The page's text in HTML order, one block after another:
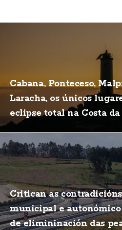
Cabana, Ponteceso,
Laracha, os únicos
eclipse total na Costa
Critican as
municipal e
de elimininación das